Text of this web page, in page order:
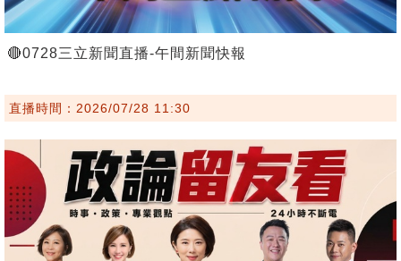
🔴0728三立新聞直播-午間新聞快報
直播時間：2026/07/28 11:30